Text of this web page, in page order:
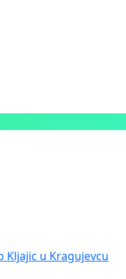
Kljajic u Kragujevcu